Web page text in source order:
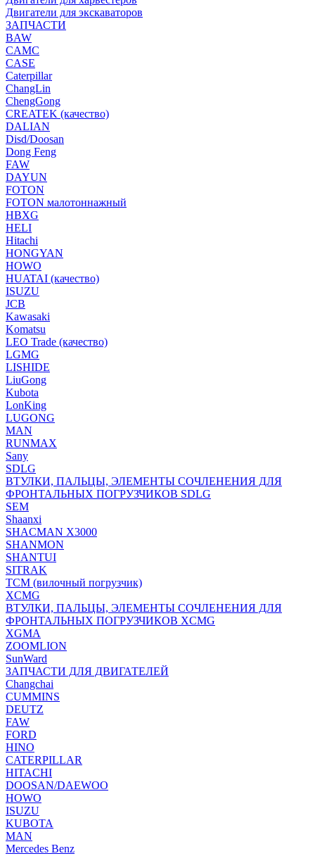
Двигатели для экскаваторов
ЗАПЧАСТИ
BAW
CAMC
CASE
Caterpillar
ChangLin
ChengGong
CREATEK (качество)
DALIAN
Disd/Doosan
Dong Feng
FAW
DAYUN
FOTON
FOTON малотоннажный
HBXG
HELI
Hitachi
HONGYAN
HOWO
HUATAI (качество)
ISUZU
JCB
Kawasaki
Komatsu
LEO Trade (качество)
LGMG
LISHIDE
LiuGong
Kubota
LonKing
LUGONG
MAN
RUNMAX
Sany
SDLG
ВТУЛКИ, ПАЛЬЦЫ, ЭЛЕМЕНТЫ СОЧЛЕНЕНИЯ ДЛЯ
ФРОНТАЛЬНЫХ ПОГРУЗЧИКОВ SDLG
SEM
Shaanxi
SHACMAN X3000
SHANMON
SHANTUI
SITRAK
TCM (вилочный погрузчик)
XCMG
ВТУЛКИ, ПАЛЬЦЫ, ЭЛЕМЕНТЫ СОЧЛЕНЕНИЯ ДЛЯ
ФРОНТАЛЬНЫХ ПОГРУЗЧИКОВ XCMG
XGMA
ZOOMLION
SunWard
ЗАПЧАСТИ ДЛЯ ДВИГАТЕЛЕЙ
Changchai
CUMMINS
DEUTZ
FAW
FORD
HINO
CATERPILLAR
HITACHI
DOOSAN/DAEWOO
HOWO
ISUZU
KUBOTA
MAN
Mercedes Benz